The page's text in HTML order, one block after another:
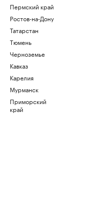
Пермский край
Ростов-на-Дону
Татарстан
Тюмень
Черноземье
Кавказ
Карелия
Мурманск
Приморский
край